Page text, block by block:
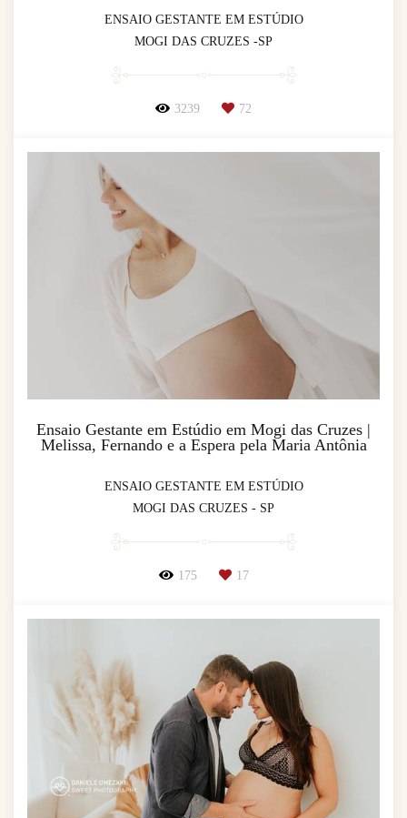
ENSAIO GESTANTE EM ESTÚDIO
MOGI DAS CRUZES -SP
3239 72
Ensaio Gestante em Estúdio em Mogi das Cruzes |
Melissa, Fernando e a Espera pela Maria Antônia
ENSAIO GESTANTE EM ESTÚDIO
MOGI DAS CRUZES - SP
175 17